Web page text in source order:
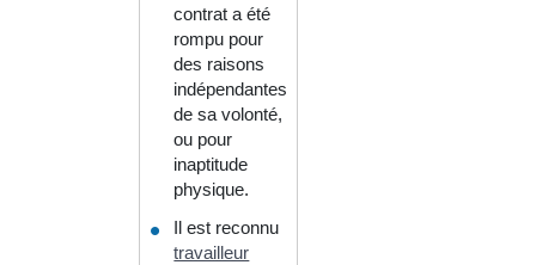
contrat a été
rompu pour
des raisons
indépendantes
de sa volonté,
ou pour
inaptitude
physique.
Il est reconnu
travailleur